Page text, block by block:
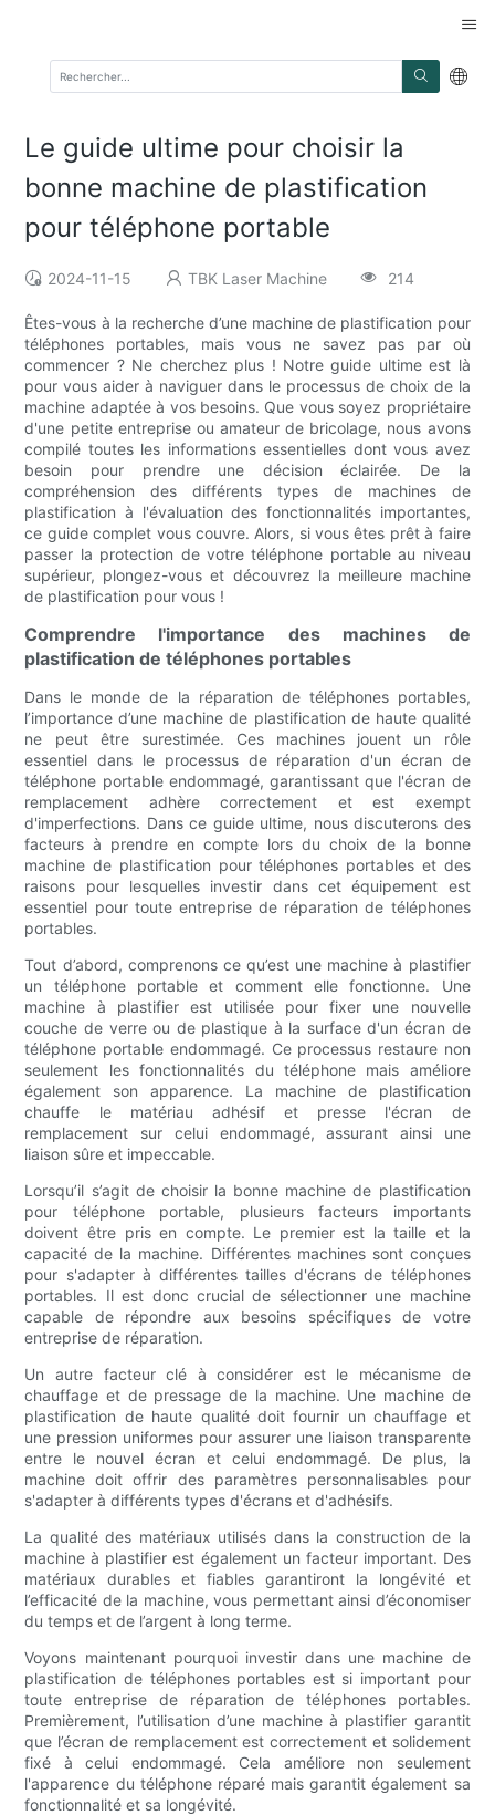
Le guide ultime pour choisir la
bonne machine de plastification
pour téléphone portable
2024-11-15 TBK Laser Machine 214
Êtes-vous à la recherche d’une machine de plastification pour
téléphones portables, mais vous ne savez pas par où
commencer ? Ne cherchez plus ! Notre guide ultime est là
pour vous aider à naviguer dans le processus de choix de la
machine adaptée à vos besoins. Que vous soyez propriétaire
d'une petite entreprise ou amateur de bricolage, nous avons
compilé toutes les informations essentielles dont vous avez
besoin pour prendre une décision éclairée. De la
compréhension des différents types de machines de
plastification à l'évaluation des fonctionnalités importantes,
ce guide complet vous couvre. Alors, si vous êtes prêt à faire
passer la protection de votre téléphone portable au niveau
supérieur, plongez-vous et découvrez la meilleure machine
de plastification pour vous !
Comprendre l'importance des machines de
plastification de téléphones portables
Dans le monde de la réparation de téléphones portables,
l’importance d’une machine de plastification de haute qualité
ne peut être surestimée. Ces machines jouent un rôle
essentiel dans le processus de réparation d'un écran de
téléphone portable endommagé, garantissant que l'écran de
remplacement adhère correctement et est exempt
d'imperfections. Dans ce guide ultime, nous discuterons des
facteurs à prendre en compte lors du choix de la bonne
machine de plastification pour téléphones portables et des
raisons pour lesquelles investir dans cet équipement est
essentiel pour toute entreprise de réparation de téléphones
portables.
Tout d’abord, comprenons ce qu’est une machine à plastifier
un téléphone portable et comment elle fonctionne. Une
machine à plastifier est utilisée pour fixer une nouvelle
couche de verre ou de plastique à la surface d'un écran de
téléphone portable endommagé. Ce processus restaure non
seulement les fonctionnalités du téléphone mais améliore
également son apparence. La machine de plastification
chauffe le matériau adhésif et presse l'écran de
remplacement sur celui endommagé, assurant ainsi une
liaison sûre et impeccable.
Lorsqu’il s’agit de choisir la bonne machine de plastification
pour téléphone portable, plusieurs facteurs importants
doivent être pris en compte. Le premier est la taille et la
capacité de la machine. Différentes machines sont conçues
pour s'adapter à différentes tailles d'écrans de téléphones
portables. Il est donc crucial de sélectionner une machine
capable de répondre aux besoins spécifiques de votre
entreprise de réparation.
Un autre facteur clé à considérer est le mécanisme de
chauffage et de pressage de la machine. Une machine de
plastification de haute qualité doit fournir un chauffage et
une pression uniformes pour assurer une liaison transparente
entre le nouvel écran et celui endommagé. De plus, la
machine doit offrir des paramètres personnalisables pour
s'adapter à différents types d'écrans et d'adhésifs.
La qualité des matériaux utilisés dans la construction de la
machine à plastifier est également un facteur important. Des
matériaux durables et fiables garantiront la longévité et
l’efficacité de la machine, vous permettant ainsi d’économiser
du temps et de l’argent à long terme.
Voyons maintenant pourquoi investir dans une machine de
plastification de téléphones portables est si important pour
toute entreprise de réparation de téléphones portables.
Premièrement, l’utilisation d’une machine à plastifier garantit
que l’écran de remplacement est correctement et solidement
fixé à celui endommagé. Cela améliore non seulement
l'apparence du téléphone réparé mais garantit également sa
fonctionnalité et sa longévité.